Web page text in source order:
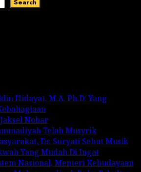
Search
Hidayat, M.A. Ph.D: Yang
Nobar
Telah Musyrik
Dr. Suryati Sebut Musik
Yang Mudah Di Ingat
Nasional, Menteri Kebudayaan